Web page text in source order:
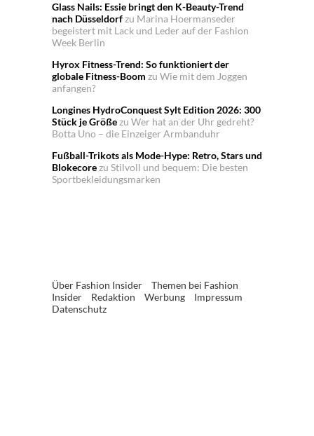
Glass Nails: Essie bringt den K-Beauty-Trend
nach Düsseldorfzu Marina Hoermanseder
begeistert mit Lack und Leder auf der Fashion
Week Berlin
Hyrox Fitness-Trend: So funktioniert der
globale Fitness-Boom zu Wie mit dem Joggen
anfangen?
Longines HydroConquest Sylt Edition 2026: 300
Stück je Größezu Wer hat an der Uhr gedreht?
Botta Uno – die Einzeiger Armbanduhr
Fußball-Trikots als Mode-Hype: Retro, Stars und
Blokecorezu Stilvoll und bequem: Die besten
Sportbekleidungsmarken
Über Fashion Insider
Themen bei Fashion
Insider
Redaktion Werbung
Impressum
Datenschutz